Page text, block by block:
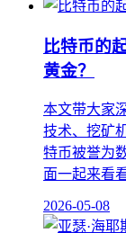
比特币的
黄金？
本文带大家
技术、挖矿
特币被誉为
面一起来看
2026-05-08